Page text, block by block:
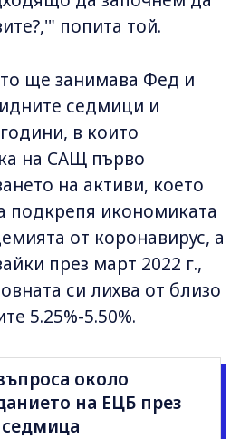
попита той.
ще занимава Фед и
седмици и
в които
на САЩ първо
на активи, което
подкрепя икономиката
от коронавирус, а
през март 2022 г.,
си лихва от близо
5.25%-5.50%.
около
на ЕЦБ през
седмица